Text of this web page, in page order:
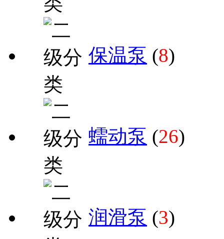
保温泵 (8)
蠕动泵 (26)
润滑泵 (3)